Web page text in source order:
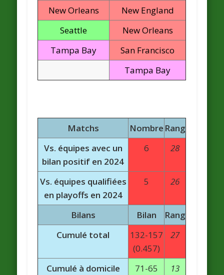
New Orleans
New England
Seattle
New Orleans
Tampa Bay
San Francisco
Tampa Bay
Matchs Nombre Rang
Vs. équipes avec un
bilan positif en 2024
6 28
Vs. équipes qualifiées
en playoffs en 2024
5 26
Bilans Bilan
Rang
Cumulé total
132-157
(0.457)
27
Cumulé à domicile
71-65
13